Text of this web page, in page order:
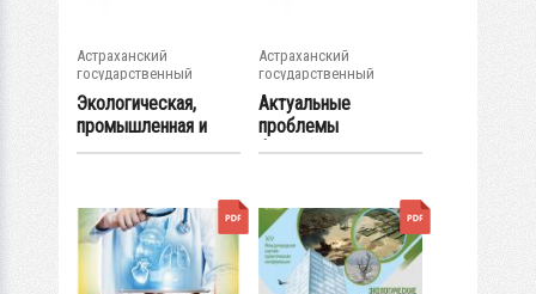
Астраханский
государственный
университет
Экологическая,
промышленная и
пожарная...
Астраханский
государственный
университет
Актуальные
проблемы
физической